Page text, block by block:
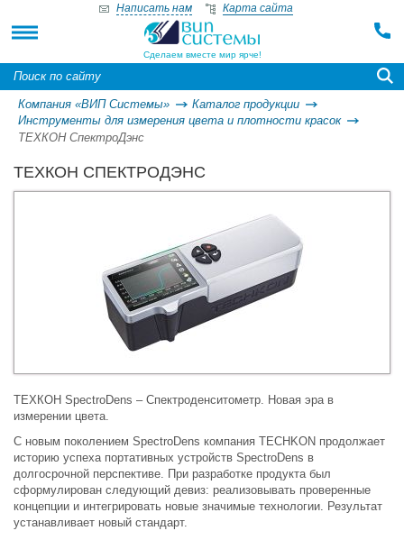
Сделаем вместе мир ярче!
Написать нам Карта сайта
Компания «ВИП Системы»
Каталог продукции
Инструменты для измерения цвета и плотности красок
ТЕХКОН СпектроДэнс
ТЕХКОН СПЕКТРОДЭНС
ТЕХКОН SpectroDens – Спектроденситометр. Новая эра в
измерении цвета.
С новым поколением SpectroDens компания TECHKON продолжает
историю успеха портативных устройств SpectroDens в
долгосрочной перспективе. При разработке продукта был
сформулирован следующий девиз: реализовывать проверенные
концепции и интегрировать новые значимые технологии. Результат
устанавливает новый стандарт.